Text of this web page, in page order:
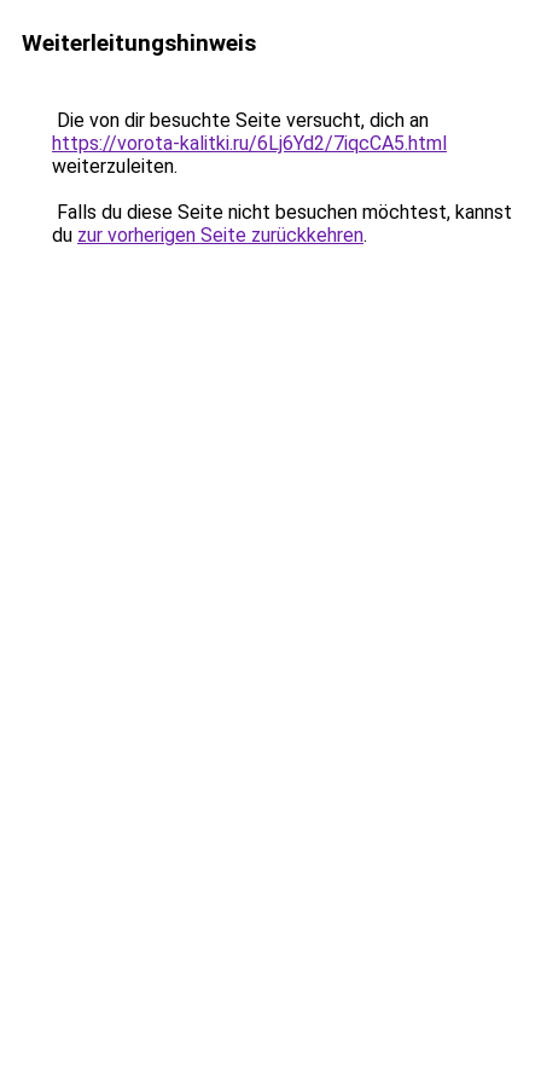
Weiterleitungshinweis
Die von dir besuchte Seite versucht, dich an
https://vorota-kalitki.ru/6Lj6Yd2/7iqcCA5.html
weiterzuleiten.
Falls du diese Seite nicht besuchen möchtest, kannst
du zur vorherigen Seite zurückkehren.